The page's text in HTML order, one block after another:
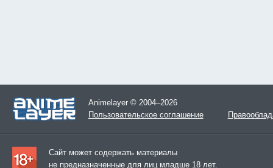
Animelayer © 2004–2026
Пользовательское соглашение
Сайт может содержать материалы
не предназначенные для лиц младше 18 лет.